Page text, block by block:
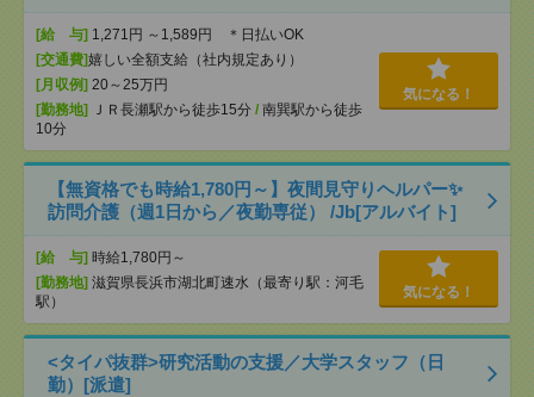
[給 与] 1,271円 ～1,589円 ＊日払いOK
[交通費]嬉しい全額支給（社内規定あり）
[月収例] 20～25万円
[勤務地]
ＪＲ長瀬駅から徒歩15分 / 南巽駅から徒歩
10分
気になる！
【無資格でも時給1,780円～】夜間見守りヘルパー✨
訪問介護（週1日から／夜勤専従） /Jb[アルバイト]
[給 与] 時給1,780円～
[勤務地] 滋賀県長浜市湖北町速水（最寄り駅：河毛
駅）
気になる！
<タイパ抜群>研究活動の支援／大学スタッフ（日
勤）[派遣]